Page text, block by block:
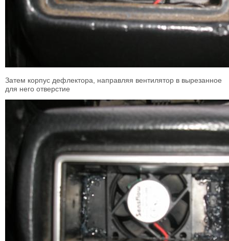
Затем корпус дефлектора, направляя вентилятор в вырезанное
для него отверстие